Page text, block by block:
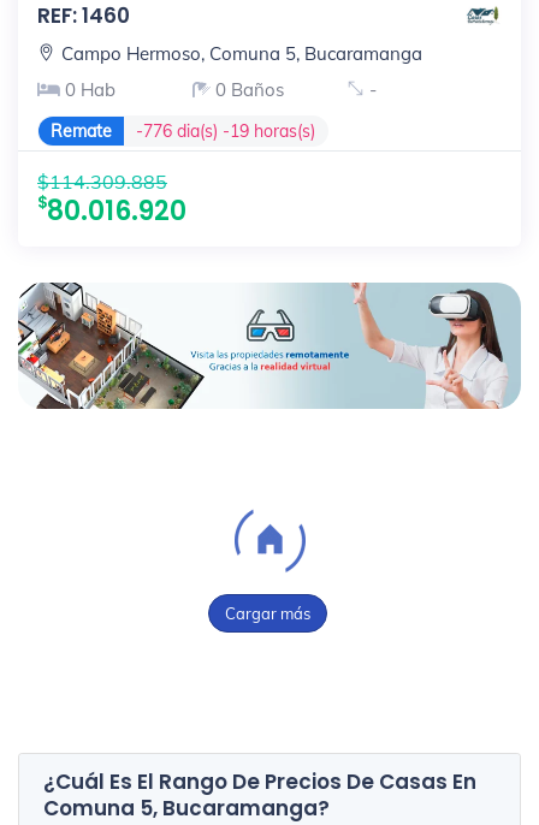
REF: 1460
Campo Hermoso, Comuna 5, Bucaramanga
0 Hab
0 Baños -
Remate -776 dia(s) -19 horas(s)
$114.309.885
80.016.920
Cargar más
¿Cuál Es El Rango De Precios De Casas En
Comuna 5, Bucaramanga?